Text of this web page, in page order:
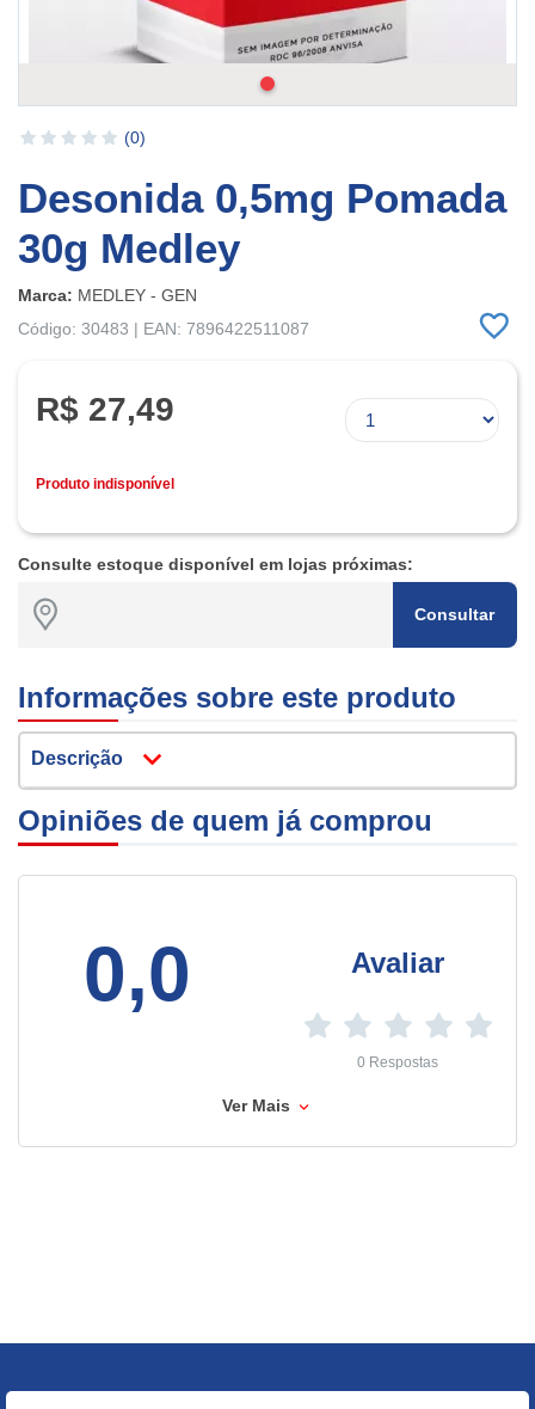
(0)
Desonida 0,5mg Pomada
30g Medley
Marca: MEDLEY - GEN
Código: 30483 | EAN: 7896422511087
R$ 27,49
Produto indisponível
Consulte estoque disponível em lojas próximas:
Consultar
Informações sobre este produto
Descrição
Opiniões de quem já comprou
0,0 Avaliar
0 Respostas
Ver Mais